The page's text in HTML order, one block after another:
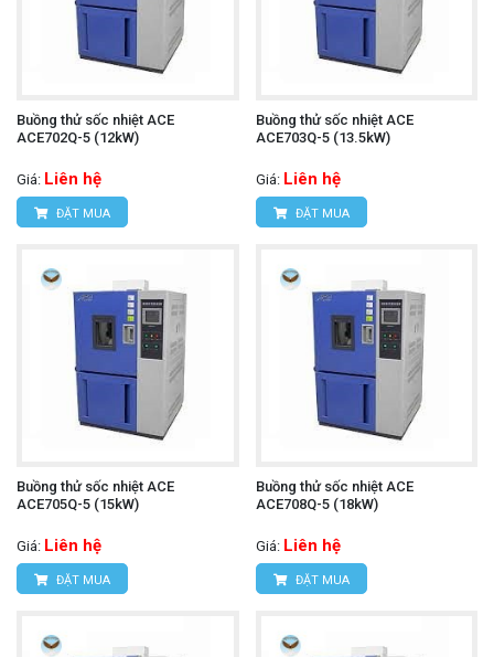
Buồng thử sốc nhiệt ACE
ACE702Q-5 (12kW)
Giá: Liên hệ
ĐẶT MUA
Buồng thử sốc nhiệt ACE
ACE703Q-5 (13.5kW)
Giá: Liên hệ
ĐẶT MUA
Buồng thử sốc nhiệt ACE
ACE705Q-5 (15kW)
Giá: Liên hệ
ĐẶT MUA
Buồng thử sốc nhiệt ACE
ACE708Q-5 (18kW)
Giá: Liên hệ
ĐẶT MUA